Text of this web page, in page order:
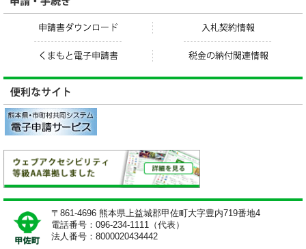
〒861-4696 熊本県上益城郡甲佐町大字豊内719番地4
電話番号：096-234-1111（代表）
法人番号：8000020434442